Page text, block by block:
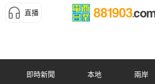
直播
即時新聞 本地 兩岸